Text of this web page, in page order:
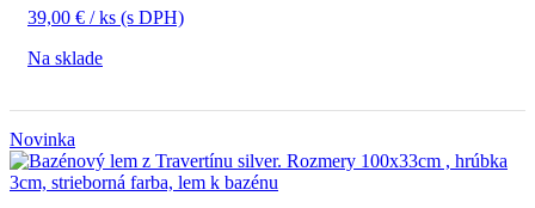
39,00 € / ks (s DPH)
Na sklade
Novinka